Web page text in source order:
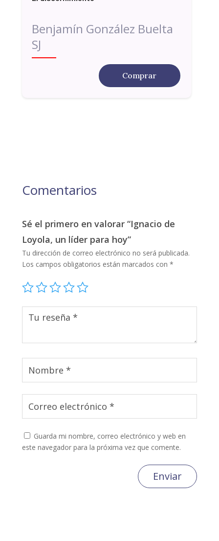
Benjamín González Buelta
SJ
Comprar
Comentarios
Sé el primero en valorar “Ignacio de
Loyola, un líder para hoy”
Tu dirección de correo electrónico no será publicada.
Los campos obligatorios están marcados con *
Guarda mi nombre, correo electrónico y web en
este navegador para la próxima vez que comente.
Enviar